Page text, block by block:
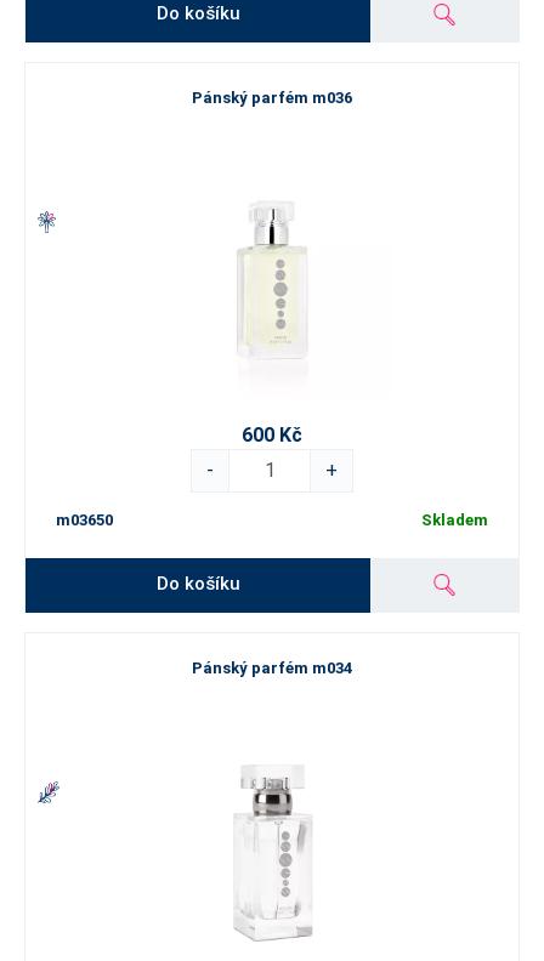
Do košíku
Pánský parfém m036
600 Kč
-
+
m03650 Skladem
Do košíku
Pánský parfém m034